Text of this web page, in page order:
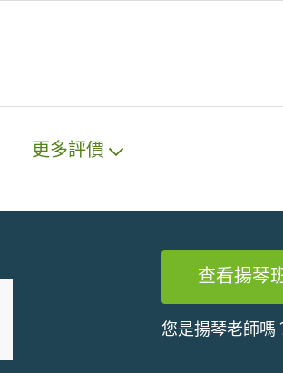
更多評價
查看揚琴
您是揚琴老師嗎